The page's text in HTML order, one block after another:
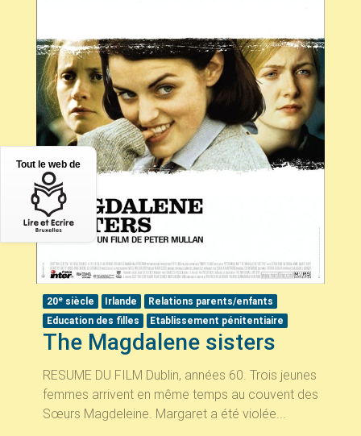
20esiècle Irlande
Relations parents/enfants
Education des filles
Etablissement pénitentiaire
The Magdalene sisters
RESUME DU FILM Dublin, années 60. Trois jeunes
femmes arrivent en même temps au couvent des
Sœurs Magdeleine. Margaret a été violée...
Tout le web de